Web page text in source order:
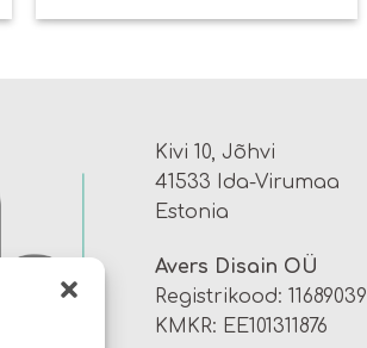
Kivi 10, Jõhvi
41533 Ida-Virumaa
Estonia
Avers Disain OÜ
Registrikood: 11689039
KMKR: EE101311876